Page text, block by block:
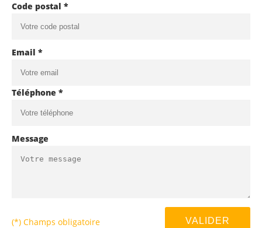
Code postal *
Email *
Téléphone *
Message
(*) Champs obligatoire